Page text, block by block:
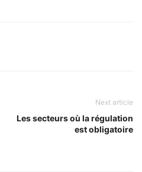
Next article
Les secteurs où la régulation
est obligatoire